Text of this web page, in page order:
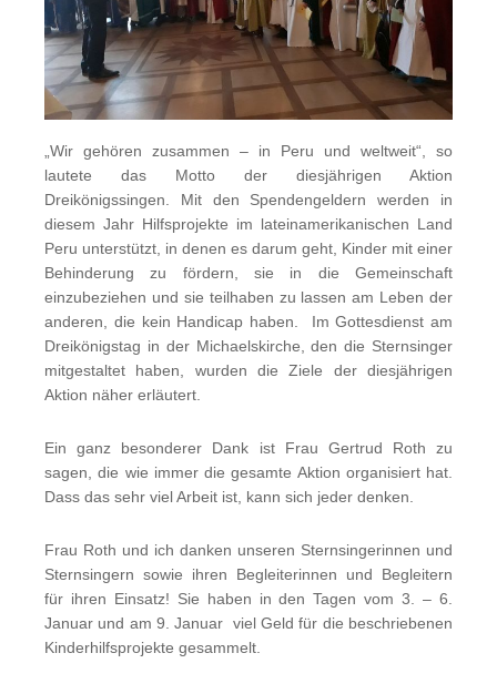
„Wir gehören zusammen – in Peru und weltweit“, so
lautete das Motto der diesjährigen Aktion
Dreikönigssingen. Mit den Spendengeldern werden in
diesem Jahr Hilfsprojekte im lateinamerikanischen Land
Peru unterstützt, in denen es darum geht, Kinder mit einer
Behinderung zu fördern, sie in die Gemeinschaft
einzubeziehen und sie teilhaben zu lassen am Leben der
anderen, die kein Handicap haben. Im Gottesdienst am
Dreikönigstag in der Michaelskirche, den die Sternsinger
mitgestaltet haben, wurden die Ziele der diesjährigen
Aktion näher erläutert.
Ein ganz besonderer Dank ist Frau Gertrud Roth zu
sagen, die wie immer die gesamte Aktion organisiert hat.
Dass das sehr viel Arbeit ist, kann sich jeder denken.
Frau Roth und ich danken unseren Sternsingerinnen und
Sternsingern sowie ihren Begleiterinnen und Begleitern
für ihren Einsatz! Sie haben in den Tagen vom 3. – 6.
Januar und am 9. Januar viel Geld für die beschriebenen
Kinderhilfsprojekte gesammelt.